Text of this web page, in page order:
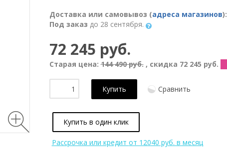
Доставка или самовывоз (адреса магазинов):
Под заказ до 28 сентября.
72 245 руб.
Старая цена:144 490 руб., скидка 72 245 руб.
Купить Сравнить
Купить в один клик
Рассрочка или кредит от 12040 руб. в месяц